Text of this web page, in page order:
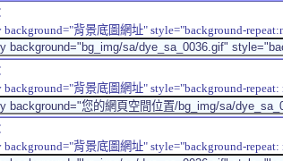
background="背景底圖網址" style="background-
background="背景底圖網址" style="background-
background="背景底圖網址" style="background-